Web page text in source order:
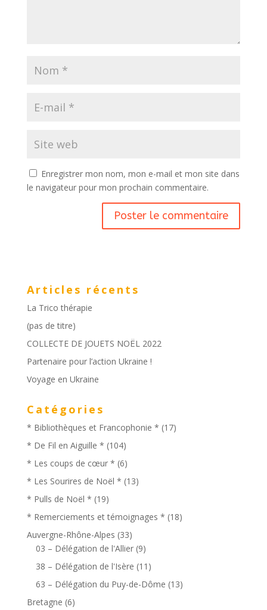
Enregistrer mon nom, mon e-mail et mon site dans
le navigateur pour mon prochain commentaire.
Articles récents
La Trico thérapie
(pas de titre)
COLLECTE DE JOUETS NOËL 2022
Partenaire pour l’action Ukraine !
Voyage en Ukraine
Catégories
* Bibliothèques et Francophonie * (17)
* De Fil en Aiguille * (104)
* Les coups de cœur * (6)
* Les Sourires de Noël * (13)
* Pulls de Noël * (19)
* Remerciements et témoignages * (18)
Auvergne-Rhône-Alpes (33)
03 – Délégation de l'Allier(9)
38 – Délégation de l'Isère (11)
63 – Délégation du Puy-de-Dôme (13)
Bretagne (6)